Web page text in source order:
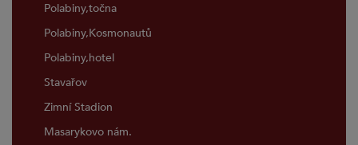
Polabiny,točna
Polabiny,Kosmonautů
Polabiny,hotel
Stavařov
Zimní Stadion
Masarykovo nám.